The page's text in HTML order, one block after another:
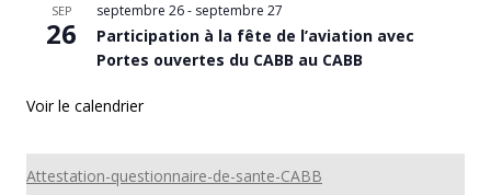
SEP
26
septembre 26- septembre 27
Participation à la fête de l’aviation avec
Portes ouvertes du CABB au CABB
Voir le calendrier
Attestation-questionnaire-de-sante-CABB